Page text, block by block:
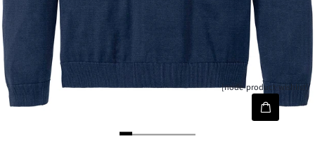
[node-product-wishlist]